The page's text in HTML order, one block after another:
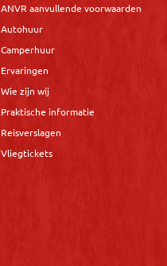
ANVR aanvullende voorwaarden
Autohuur
Camperhuur
Ervaringen
Wie zijn wij
Praktische informatie
Reisverslagen
Vliegtickets